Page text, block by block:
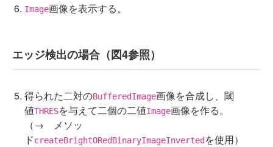
Image画像を表示する。
エッジ検出の場合（図4参照）
得られた二対のBufferedImage画像を合成し、閾
値THRESを与えて二個の二値Image画像を作る。
（→ メソッ
ドcreateBrightORedBinaryImageInvertedを使用）